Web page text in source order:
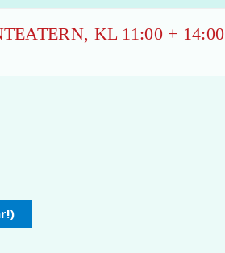
KL 11:00 + 14:00